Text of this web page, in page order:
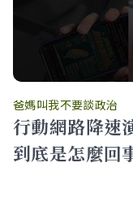
爸媽叫我不要談政治
行動網路降速
到底是怎麼回